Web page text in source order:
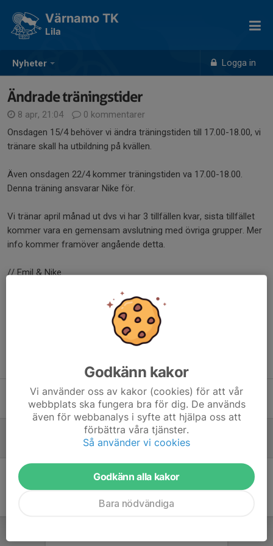
Nyheter Logga in
Värnamo TK
Lila
Ändrade träningstider
8 apr, 21:04
0 kommentarer
Onsdagen 15/4 behöver vi ändra träningstiden till 17.00-18.00, vi
tränare skall ha utbildning på kvällen.
Även onsdagen 22/4 kommer träningstiden va 17.00-18.00.
Denna träning ansvarar Nike för.
Vi tränar april månad ut dvs vi har 3 tillfällen kvar, sista tillfället
kommer vara en gemensam avslutning med övriga grupper. Mer
info kommer framöver angående detta.
// Emil & Nike
Tidigare nyheter
Ändrade träningstider(igen)
14 apr, 21:41 0
Ändrade träningstider
8 apr, 21:04 0
Godkänn kakor
Vi använder oss av kakor (cookies) för att vår
webbplats ska fungera bra för dig. De används
även för webbanalys i syfte att hjälpa oss att
förbättra våra tjänster.
Så använder vi cookies
Godkänn alla kakor
Bara nödvändiga